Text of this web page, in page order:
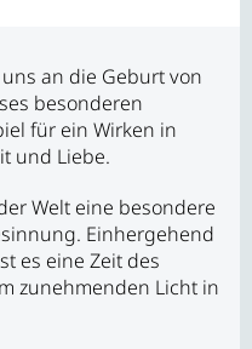
an die Geburt von
besonderen
für ein Wirken in
und Liebe.
Welt eine besondere
Einhergehend
es eine Zeit des
zunehmenden Licht in